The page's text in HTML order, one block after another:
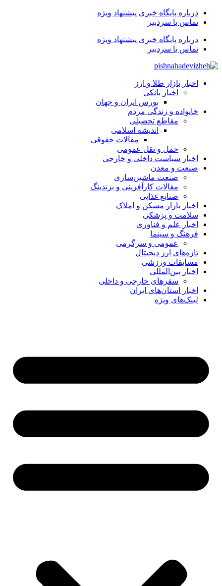
درباره پایگاه خبری پیشنهاد ویژه
تماس با سردبیر
درباره پایگاه خبری پیشنهاد ویژه
تماس با سردبیر
اخبار بازار طلا و ارز
اخبار بانکی
بورس ایران و جهان
خانواده و زندگی مردم
مقاطع تحصیلی
اندیشه اسلامی
مقالات حقوقی
حمل و نقل عمومی
اخبار سیاست داخلی و خارجی
صنعت و معدن
صنعت ماشین‌سازی
مقالات کارآفرینی و برندینگ
صنایع غذایی
اخبار بازار مسکن و املاک
سلامت و پزشکی
اخبار علم و فناوری
فرهنگ و سینما
عمومی و سرگرمی
تازه‌های ارز دیجیتال
مسابقات ورزشی
اخبار بین‌المللی
سفرهای خارجی و داخلی
اخبار استان‌های ایران
لینک‌های ویژه